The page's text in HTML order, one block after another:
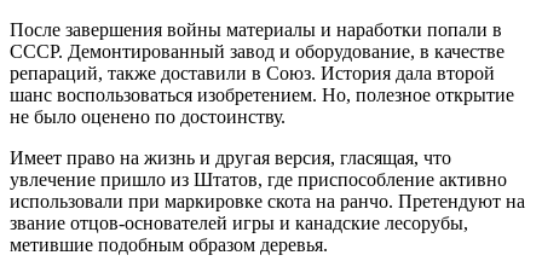
После завершения войны материалы и наработки попали в
СССР. Демонтированный завод и оборудование, в качестве
репараций, также доставили в Союз. История дала второй
шанс воспользоваться изобретением. Но, полезное открытие
не было оценено по достоинству.
Имеет право на жизнь и другая версия, гласящая, что
увлечение пришло из Штатов, где приспособление активно
использовали при маркировке скота на ранчо. Претендуют на
звание отцов-основателей игры и канадские лесорубы,
метившие подобным образом деревья.